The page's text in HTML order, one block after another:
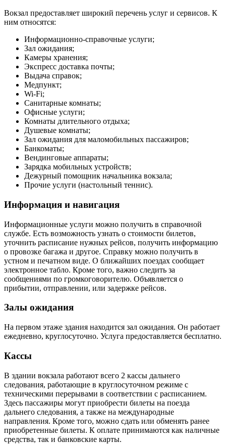
Вокзал предоставляет широкий перечень услуг и сервисов. К
ним относятся:
Информационно-справочные услуги;
Зал ожидания;
Камеры хранения;
Экспресс доставка почты;
Выдача справок;
Медпункт;
Wi-Fi;
Санитарные комнаты;
Офисные услуги;
Комнаты длительного отдыха;
Душевые комнаты;
Зал ожидания для маломобильных пассажиров;
Банкоматы;
Вендинговые аппараты;
Зарядка мобильных устройств;
Дежурный помощник начальника вокзала;
Прочие услуги (настольный теннис).
Информация и навигация
Информационные услуги можно получить в справочной
службе. Есть возможность узнать о стоимости билетов,
уточнить расписание нужных рейсов, получить информацию
о провозке багажа и другое. Справку можно получить в
устном и печатном виде. О ближайших поездах сообщает
электронное табло. Кроме того, важно следить за
сообщениями по громкоговорителю. Объявляется о
прибытии, отправлении, или задержке рейсов.
Залы ожидания
На первом этаже здания находится зал ожидания. Он работает
ежедневно, круглосуточно. Услуга предоставляется бесплатно.
Кассы
В здании вокзала работают всего 2 кассы дальнего
следования, работающие в круглосуточном режиме с
техническими перерывами в соответствии с расписанием.
Здесь пассажиры могут приобрести билеты на поезда
дальнего следования, а также на международные
направления. Кроме того, можно сдать или обменять ранее
приобретенные билеты. К оплате принимаются как наличные
средства, так и банковские карты.